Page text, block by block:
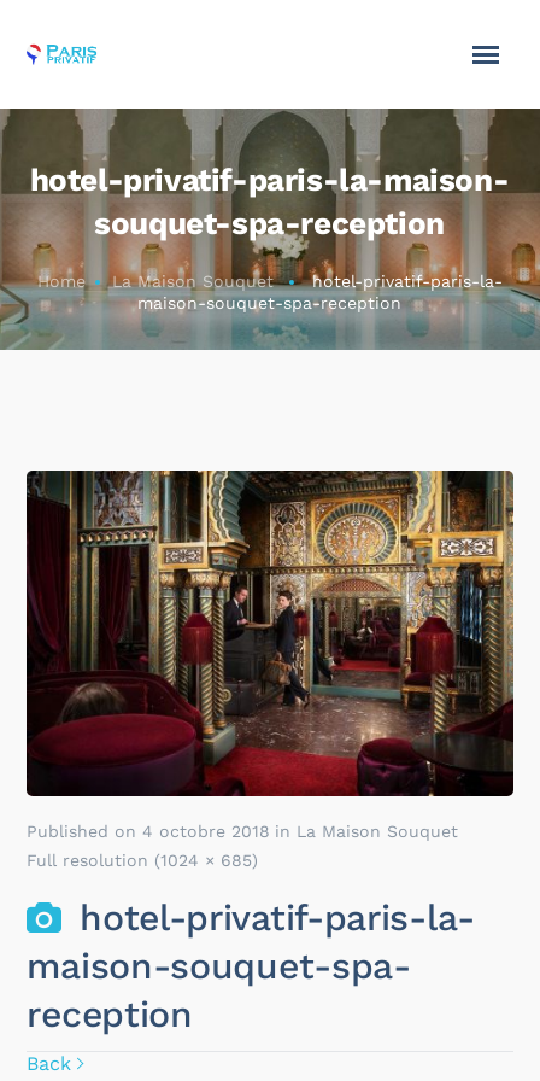
hotel-privatif-paris-la-maison-
souquet-spa-reception
Home La Maison Souquet
hotel-privatif-paris-la-
maison-souquet-spa-reception
Published on4 octobre 2018 in La Maison Souquet
Full resolution (1024 × 685)
hotel-privatif-paris-la-
maison-souquet-spa-
reception
Back